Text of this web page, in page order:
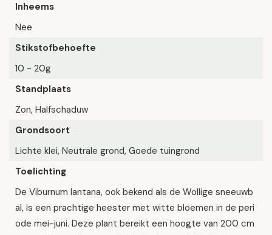
Inheems
Nee
Stikstofbehoefte
10 - 20g
Standplaats
Zon, Halfschaduw
Grondsoort
Lichte klei, Neutrale grond, Goede tuingrond
Toelichting
De Viburnum lantana, ook bekend als de Wollige sneeuwb
al, is een prachtige heester met witte bloemen in de peri
ode mei-juni. Deze plant bereikt een hoogte van 200 cm